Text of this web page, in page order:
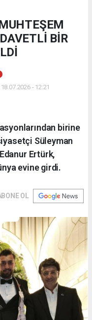
BİR
- 12:21
birine
Süleyman
Ertürk,
evine girdi.
OL